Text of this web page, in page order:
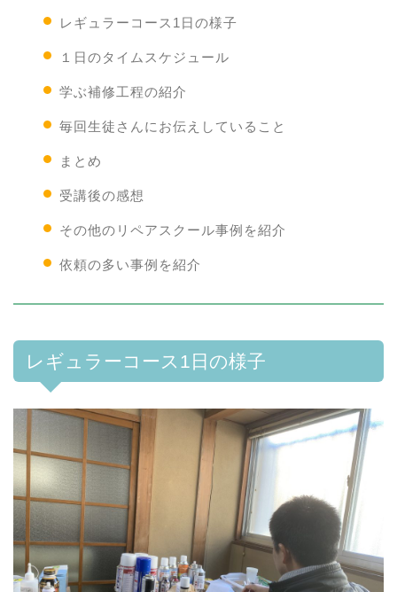
レギュラーコース1日の様子
１日のタイムスケジュール
学ぶ補修工程の紹介
毎回生徒さんにお伝えしていること
まとめ
受講後の感想
その他のリペアスクール事例を紹介
依頼の多い事例を紹介
レギュラーコース1日の様子